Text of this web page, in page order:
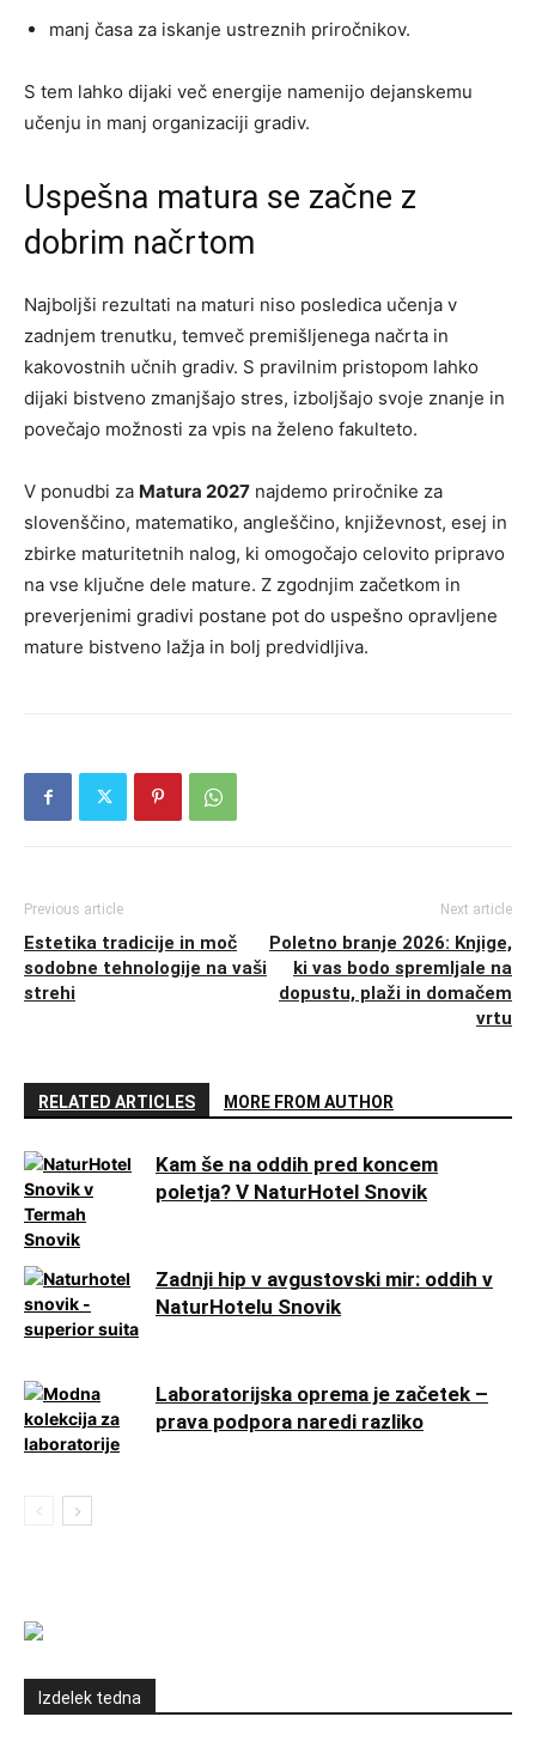
manj časa za iskanje ustreznih priročnikov.
S tem lahko dijaki več energije namenijo dejanskemu
učenju in manj organizaciji gradiv.
Uspešna matura se začne z
dobrim načrtom
Najboljši rezultati na maturi niso posledica učenja v
zadnjem trenutku, temveč premišljenega načrta in
kakovostnih učnih gradiv. S pravilnim pristopom lahko
dijaki bistveno zmanjšajo stres, izboljšajo svoje znanje in
povečajo možnosti za vpis na želeno fakulteto.
V ponudbi za Matura 2027 najdemo priročnike za
slovenščino, matematiko, angleščino, književnost, esej in
zbirke maturitetnih nalog, ki omogočajo celovito pripravo
na vse ključne dele mature. Z zgodnjim začetkom in
preverjenimi gradivi postane pot do uspešno opravljene
mature bistveno lažja in bolj predvidljiva.
Previous article
Estetika tradicije in moč
sodobne tehnologije na vaši
strehi
Next article
Poletno branje 2026: Knjige,
ki vas bodo spremljale na
dopustu, plaži in domačem
vrtu
RELATED ARTICLES MORE FROM AUTHOR
Kam še na oddih pred koncem
poletja? V NaturHotel Snovik
Zadnji hip v avgustovski mir: oddih v
NaturHotelu Snovik
Laboratorijska oprema je začetek –
prava podpora naredi razliko
Izdelek tedna